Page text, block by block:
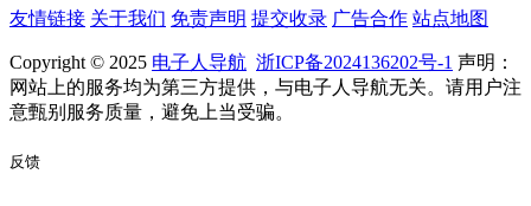
友情链接 关于我们 免责声明 提交收录 广告合作 站点地图
Copyright © 2025 电子人导航 浙ICP备2024136202号-1 声明：
网站上的服务均为第三方提供，与电子人导航无关。请用户注
意甄别服务质量，避免上当受骗。
反馈